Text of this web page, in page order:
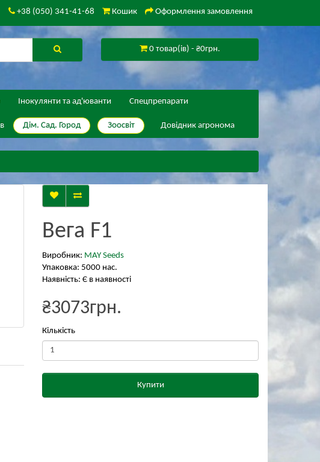
+38 (050) 341-41-68 Кошик Оформлення замовлення
0 товар(ів) - ₴0грн.
Інокулянти та ад'юванти Спецпрепарати
Дім. Сад. Город Зоосвіт Довідник агронома
Вега F1
Виробник: MAY Seeds
Упаковка: 5000 нас.
Наявність: Є в наявності
₴3073грн.
Кількість
Купити